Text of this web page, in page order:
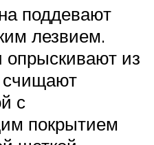
поддевают
лезвием.
опрыскивают из
счищают
с
покрытием